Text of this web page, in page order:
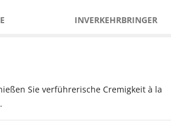
INVERKEHRBRINGER
Sie verführerische Cremigkeit à la